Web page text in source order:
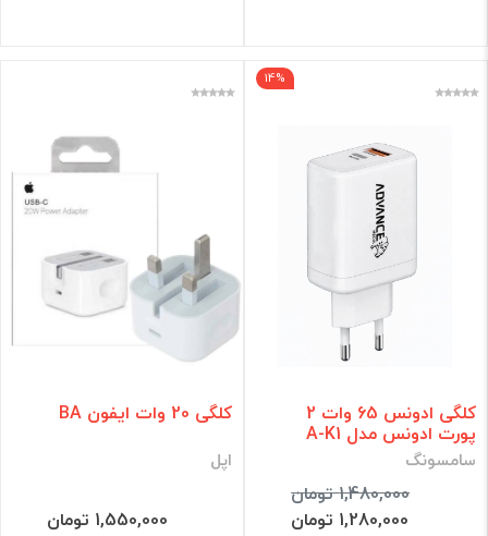
14%
کلگی ادونس 65 وات 2
پورت ادونس مدل A-K1
سامسونگ
1,480,000 تومان
1,280,000 تومان
کلگی 20 وات ایفون BA
اپل
1,550,000 تومان